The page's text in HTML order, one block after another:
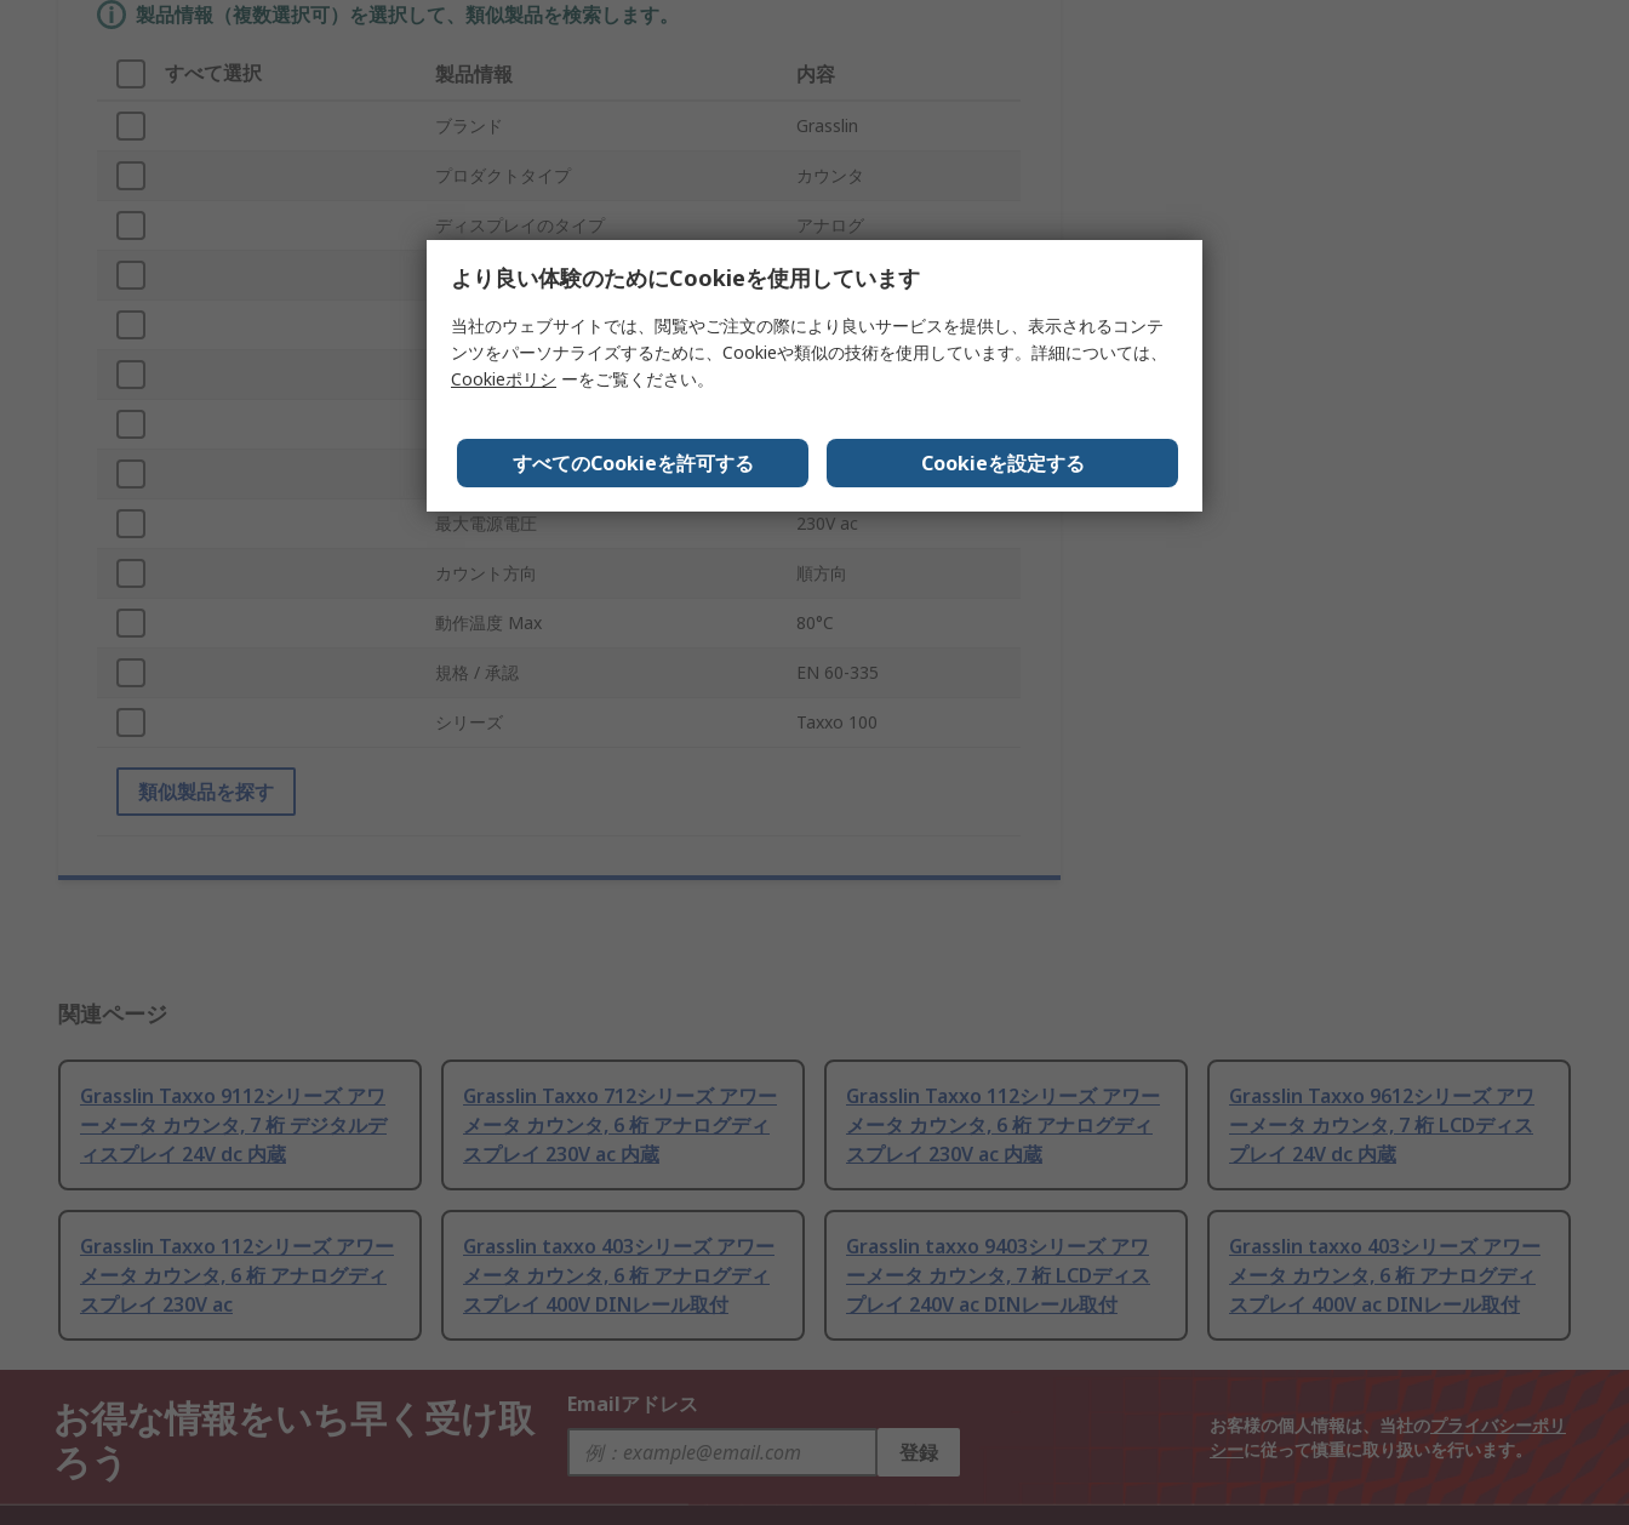
製品情報（複数選択可）を選択して、類似製品を検索します。
すべて選択 製品情報 内容
ブランド Grasslin
プロダクトタイプ カウンタ
ディスプレイのタイプ アナログ
機能 アワーメータ
接続タイプ クランプ
リセット方法
取付タイプ 内蔵
最大電源電圧 230V ac
カウント方向 順方向
動作温度 Max 80°C
規格 / 承認 EN 60-335
シリーズ Taxxo 100
類似製品を探す
関連ページ
Grasslin Taxxo 9112シリーズ アワ
ーメータ カウンタ, 7 桁 デジタルデ
ィスプレイ 24V dc 内蔵
Grasslin Taxxo 712シリーズ アワー
メータ カウンタ, 6 桁 アナログディ
スプレイ 230V ac 内蔵
Grasslin Taxxo 112シリーズ アワー
メータ カウンタ, 6 桁 アナログディ
スプレイ 230V ac 内蔵
Grasslin Taxxo 9612シリーズ アワ
ーメータ カウンタ, 7 桁 LCDディス
プレイ 24V dc 内蔵
Grasslin Taxxo 112シリーズ アワー
メータ カウンタ, 6 桁 アナログディ
スプレイ 230V ac
Grasslin taxxo 403シリーズ アワー
メータ カウンタ, 6 桁 アナログディ
スプレイ 400V DINレール取付
Grasslin taxxo 9403シリーズ アワ
ーメータ カウンタ, 7 桁 LCDディス
プレイ 240V ac DINレール取付
Grasslin taxxo 403シリーズ アワー
メータ カウンタ, 6 桁 アナログディ
スプレイ 400V ac DINレール取付
お得な情報をいち早く受け取
ろう
Emailアドレス
登録
お客様の個人情報は、当社のプライバシーポリ
シーに従って慎重に取り扱いを行います。
より良い体験のためにCookieを使用しています
当社のウェブサイトでは、閲覧やご注文の際により良いサービスを提供し、表示されるコンテ
ンツをパーソナライズするために、Cookieや類似の技術を使用しています。詳細については、
Cookieポリシ ーをご覧ください。
すべてのCookieを許可する Cookieを設定する